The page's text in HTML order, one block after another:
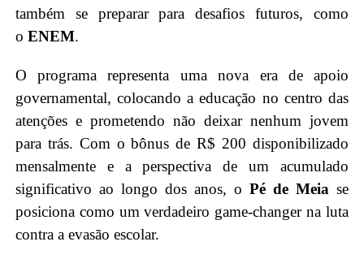
também se preparar para desafios futuros, como
o ENEM.
O programa representa uma nova era de apoio
governamental, colocando a educação no centro das
atenções e prometendo não deixar nenhum jovem
para trás. Com o bônus de R$ 200 disponibilizado
mensalmente e a perspectiva de um acumulado
significativo ao longo dos anos, oPé de Meia se
posiciona como um verdadeiro game-changer na luta
contra a evasão escolar.